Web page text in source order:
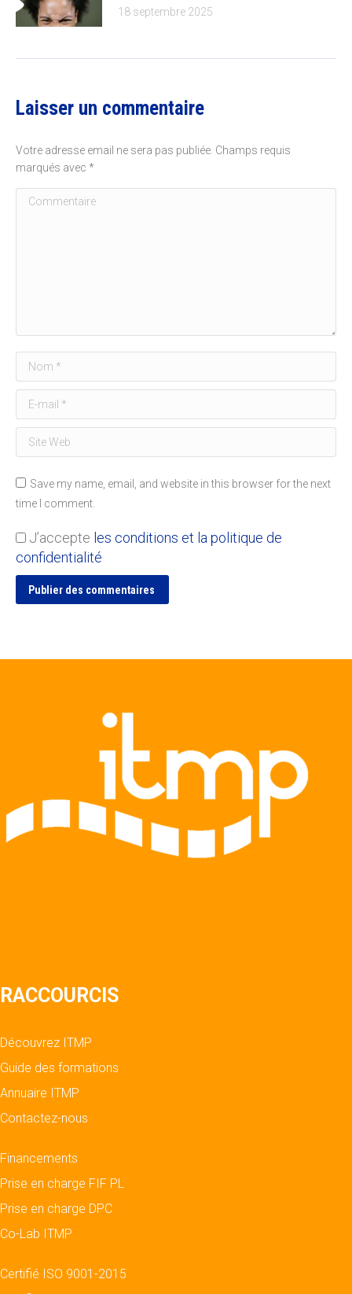
18 septembre 2025
Laisser un commentaire
Votre adresse email ne sera pas publiée. Champs requis
marqués avec *
Commentaire
Nom *
E-mail *
Site Web
Save my name, email, and website in this browser for the next
time I comment.
J’accepte les conditions et la politique de
confidentialité
Publier des commentaires
RACCOURCIS
Découvrez ITMP
Guide des formations
Annuaire ITMP
Contactez-nous
Financements
Prise en charge FIF PL
Prise en charge DPC
Co-Lab ITMP
Certifié ISO 9001-2015